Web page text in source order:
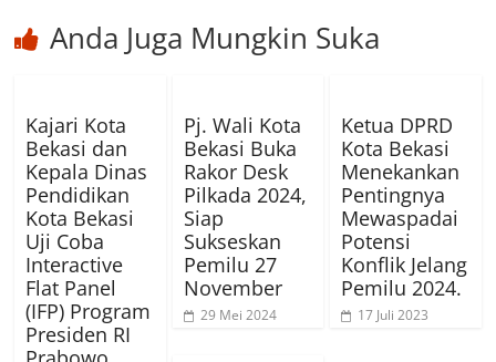
Anda Juga Mungkin Suka
Kajari Kota
Bekasi dan
Kepala Dinas
Pendidikan
Kota Bekasi
Uji Coba
Interactive
Flat Panel
(IFP) Program
Presiden RI
Pj. Wali Kota
Bekasi Buka
Rakor Desk
Pilkada 2024,
Siap
Sukseskan
Pemilu 27
November
29 Mei 2024
Ketua DPRD
Kota Bekasi
Menekankan
Pentingnya
Mewaspadai
Potensi
Konflik Jelang
Pemilu 2024.
17 Juli 2023